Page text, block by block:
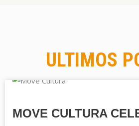
ULTIMOS
MOVE CULTURA